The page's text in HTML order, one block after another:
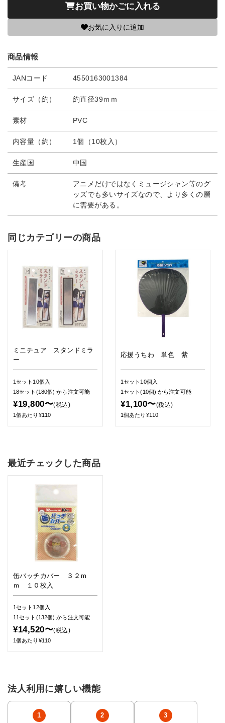
お買い物かごに入れる
お気に入りに追加
商品情報
JANコード 4550163001384
サイズ（約） 約直径39ｍｍ
素材 PVC
内容量（約） 1個（10枚入）
生産国 中国
備考
アニメだけではなくミュージシャン等のグ
ッズでも多いサイズなので、より多くの層
に需要がある。
同じカテゴリーの商品
ミニチュア スタンドミラ
ー
1セット10個入
18セット(180個)から注文可能
¥19,800〜(税込)
1個あたり¥110
応援うちわ 単色 紫
1セット10個入
1セット(10個)から注文可能
¥1,100〜(税込)
1個あたり¥110
最近チェックした商品
缶バッチカバー ３２ｍ
ｍ １０枚入
1セット12個入
11セット(132個)から注文可能
¥14,520〜(税込)
1個あたり¥110
法人利用に嬉しい機能